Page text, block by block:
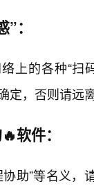
：
上的各种“扫
定，否则请远
软件：
助”等名义